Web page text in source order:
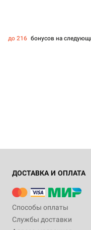
до 216 бонусов на
ДОСТАВКА И ОПЛАТА
Способы оплаты
Службы доставки